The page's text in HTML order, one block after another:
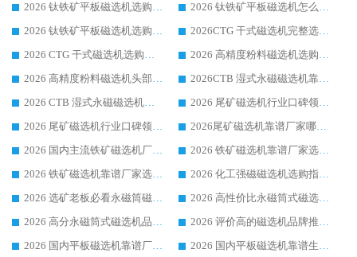
2026 钛铁矿平板磁选机选购全攻略 市场公认优质品牌厂家实力排行榜
2026 钛铁矿平板磁选机怎么选 靠谱生产企业实力排行榜选购参考攻略
2026 钛铁矿平板磁选机选购指南 行业口碑优选品牌生产企业实力排行榜
2026CTG 干式磁选机完整选购指南 行业口碑顶尖靠谱生产龙头厂家实力推荐
2026 CTG 干式磁选机选购指南|行业口碑靠谱生产厂家领域强者推荐
2026 高精度粉料磁选机选购全攻略 行业优质品牌华体会手机网页版-华体会(中国) 实力深度解析
2026 高精度粉料磁选机头部厂家选购指南 行业口碑靠谱品牌推荐 领域强者华体会手机网页版-华体会(中国) 解析
2026CTB 湿式永磁磁选机靠谱厂家实力排行榜 铁矿选矿设备采购全流程选购指南
2026 CTB 湿式永磁磁选机选购指南|行业口碑良好品牌推荐，领域强者华体会手机网页版-华体会(中国)
2026 尾矿磁选机行业口碑领域强者，源头直供国内主流厂家华体会手机网页版-华体会(中国) 一站式服务
2026 尾矿磁选机行业口碑领域强者，源头直供国内主流厂家华体会手机网页版-华体会(中国) 一站式服务
2026尾矿磁选机靠谱厂家哪家好 行业口碑领域强者华体会手机网页版-华体会(中国) 推荐
2026 国内主流铁矿磁选机厂家选购指南|行业口碑好品牌推荐，领域强者华体会手机网页版-华体会(中国)
2026 铁矿磁选机靠谱厂家选购全攻略 行业标杆华体会手机网页版-华体会(中国) 设备性价比出众
2026 铁矿磁选机靠谱厂家选购指南，领域强者华体会手机网页版-华体会(中国) 铁矿磁选机性价比高
2026 化工强磁磁选机选购指南 5 家行业口碑靠谱厂家领域强者推荐
2026 选矿老板必看永磁筒磁选机推荐 行业头部品牌口碑设备选购全攻略
2026 高性价比永磁筒式磁选机品牌盘点 行业强者口碑实测选购完整指南
2026 高分永磁筒式磁选机品牌推荐 选矿设备强者对比测评采购避坑全攻略
2026 评价高的磁选机品牌推荐选购指南，永磁筒式磁选机设备领域强者全景行业口碑解析
2026 国内平板磁选机靠谱厂家排名 行业实测口碑设备按需选购全指南
2026 国内平板磁选机靠谱生产厂家推荐排名|行业口碑选购指南，领域强者按需选设备